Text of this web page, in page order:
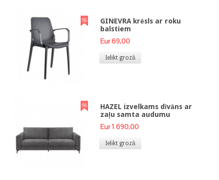
GINEVRA krēsls ar roku
balstiem
Eur 69,00
Ielikt grozā
HAZEL izvelkams dīvāns ar
zaļu samta audumu
Eur 1 690,00
Ielikt grozā